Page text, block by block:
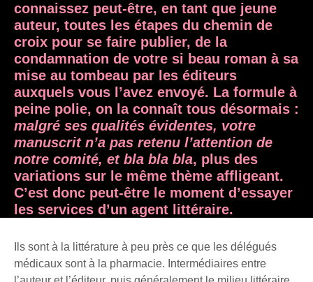
connaissez peut-être, en tant que jeune
auteur, toutes les étapes du chemin de
croix pour se faire publier, de la
condamnation de votre si beau roman à sa
mise au tombeau par les éditeurs
auxquels vous l’avez envoyé. La formule à
peine polie, on la connaît tous désormais :
malgré ses qualités évidentes, votre
manuscrit n’a pas retenu l’attention de
notre comité, et bla bla bla, plus des
variations sur le même thème affligeant.
C’est donc peut-être le moment d’essayer
les services d’un agent littéraire.
Ils sont à la littérature à peu près ce que les délégués
médicaux sont à la pharmacie. Intermédiaires entre